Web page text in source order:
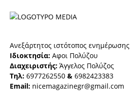
Ανεξάρτητος ιστότοπος ενημέρωσης
Ιδιοκτησία: Αφοι Πολύζου
Διαχειριστής: Άγγελος Πολύζος
Τηλ: 6977262550 & 6982423383
Email: nicemagazinegr@gmail.com